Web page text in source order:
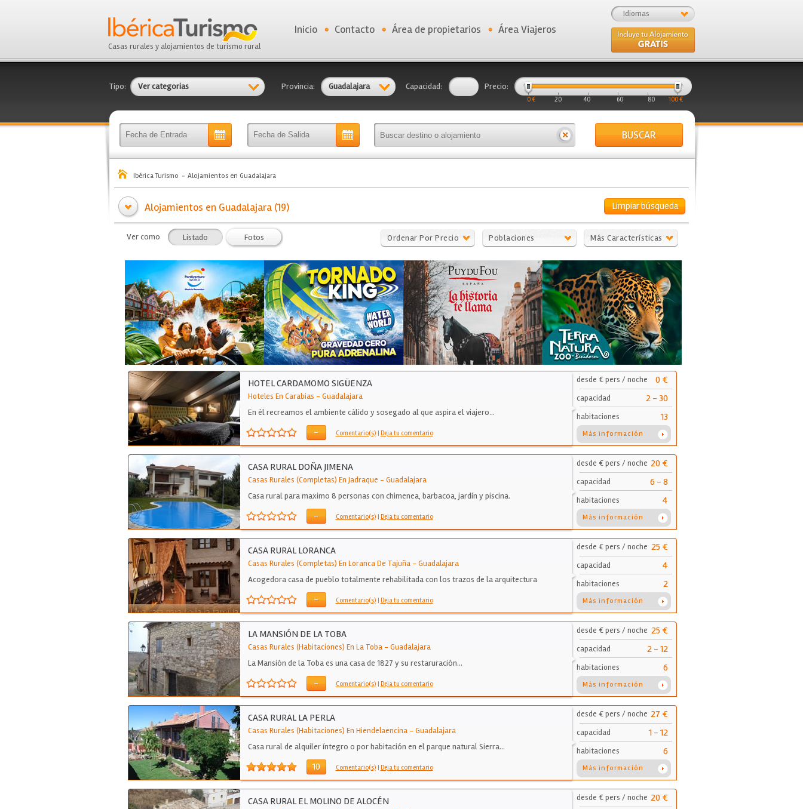
Casas rurales y alojamientos de turismo rural
Idiomas
Inicio Contacto Área de propietarios Área Viajeros
Tipo: Ver categorias Provincia: Guadalajara Capacidad: Precio:
0 € 20 40 60 80 100 €
BUSCAR
Ibérica Turismo Alojamientos en Guadalajara
Limpiar búsqueda
Alojamientos en Guadalajara (19)
Ver como Listado Fotos Ordenar Por Precio Poblaciones Más Características
HOTEL CARDAMOMO SIGÜENZA
Hoteles En Carabias - Guadalajara
En él recreamos el ambiente cálido y sosegado al que aspira el viajero…
- Comentario(s) | Deja tu comentario
desde € pers / noche 0 €
capacidad 2 - 30
habitaciones 13
Más información
CASA RURAL DOÑA JIMENA
Casas Rurales (Completas) En Jadraque - Guadalajara
Casa rural para maximo 8 personas con chimenea, barbacoa, jardín y piscina.
- Comentario(s) | Deja tu comentario
desde € pers / noche 20 €
capacidad 6 - 8
habitaciones 4
Más información
CASA RURAL LORANCA
Casas Rurales (Completas) En Loranca De Tajuña- Guadalajara
Acogedora casa de pueblo totalmente rehabilitada con los trazos de la arquitectura
- Comentario(s) | Deja tu comentario
desde € pers / noche 25 €
capacidad 4
habitaciones 2
Más información
LA MANSIÓN DE LA TOBA
Casas Rurales (Habitaciones) En La Toba- Guadalajara
La Mansión de la Toba es una casa de 1827 y su restaruración…
- Comentario(s) | Deja tu comentario
desde € pers / noche 25 €
capacidad 2 - 12
habitaciones 6
Más información
CASA RURAL LA PERLA
Casas Rurales (Habitaciones) En Hiendelaencina- Guadalajara
Casa rural de alquiler íntegro o por habitación en el parque natural Sierra…
10 Comentario(s) | Deja tu comentario
desde € pers / noche 27 €
capacidad 1 - 12
habitaciones 6
Más información
CASA RURAL EL MOLINO DE ALOCÉN desde € pers / noche 20 €